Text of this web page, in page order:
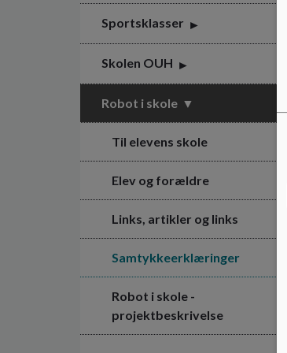
Sportsklasser
Skolen OUH
Robot i skole
Til elevens skole
Elev og forældre
Links, artikler og links
Samtykkeerklæringer
Robot i skole -
projektbeskrivelse